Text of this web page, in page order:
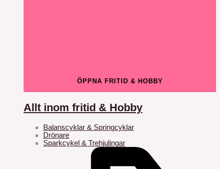
ÖPPNA FRITID & HOBBY
Allt inom fritid & Hobby
Balanscyklar & Springcyklar
Drönare
Sparkcykel & Trehjulingar